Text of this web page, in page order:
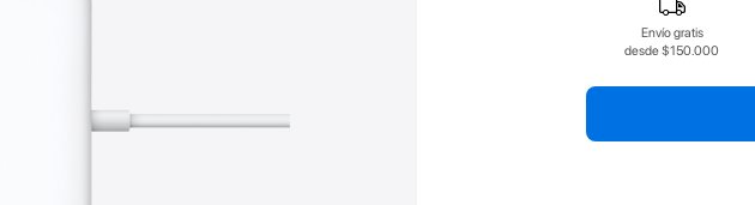
Envío gratis
desde $150.000